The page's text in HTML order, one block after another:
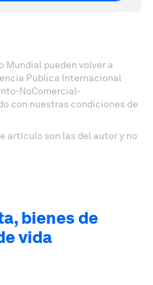
Mundial pueden volver a
Pública Internacional
NoComercial-
con nuestras condiciones de
artículo son las del autor y no
bienes de
vida